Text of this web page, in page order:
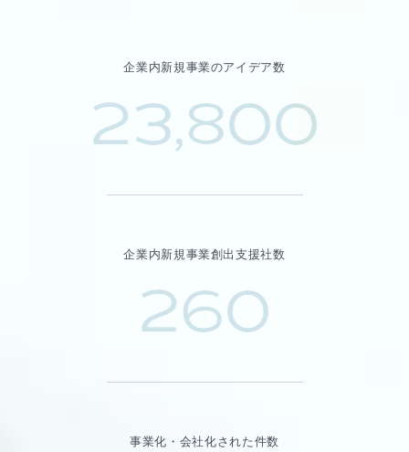
企業内新規事業のアイデア数
23,800
企業内新規事業創出支援社数
260
事業化・会社化された件数